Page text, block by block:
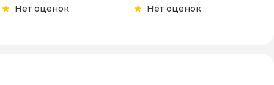
Нет оценок Нет оценок